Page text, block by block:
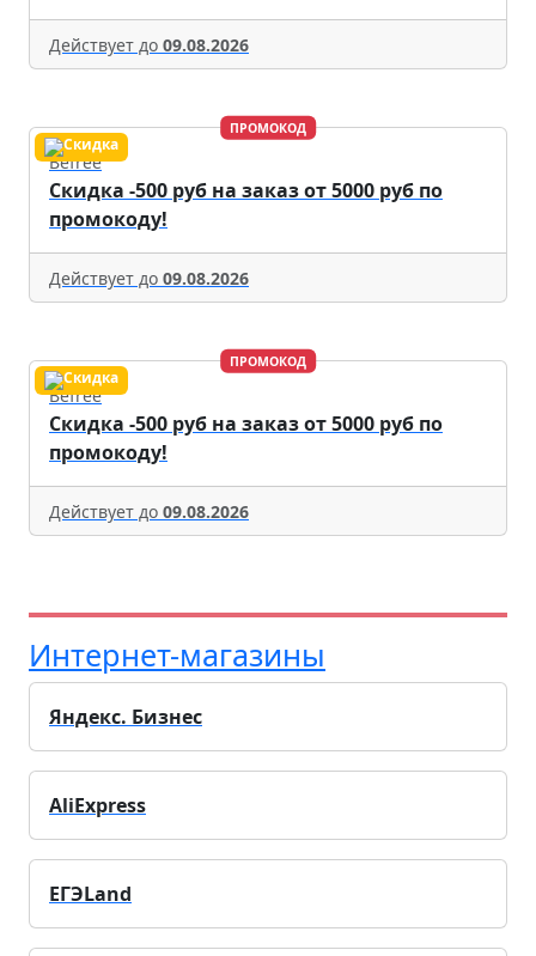
Действует до 09.08.2026
ПРОМОКОД
Befree
Скидка -500 руб на заказ от 5000 руб по
промокоду!
Действует до 09.08.2026
ПРОМОКОД
Befree
Скидка -500 руб на заказ от 5000 руб по
промокоду!
Действует до 09.08.2026
Интернет-магазины
Яндекс. Бизнес
AliExpress
ЕГЭLand